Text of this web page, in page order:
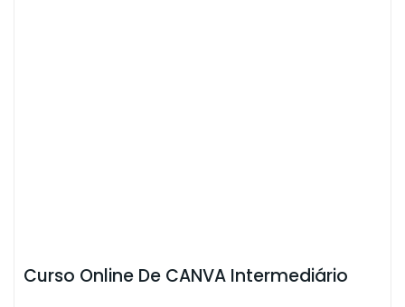
Curso Online De CANVA Intermediário